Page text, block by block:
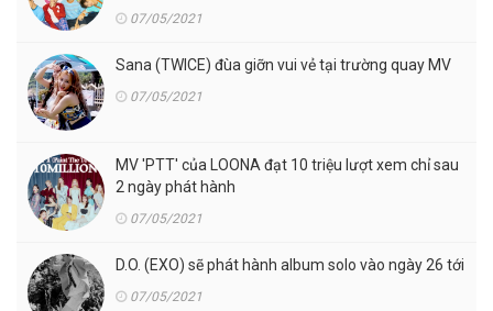
07/05/2021
Sana (TWICE) đùa giỡn vui vẻ tại trường quay MV
07/05/2021
MV 'PTT' của LOONA đạt 10 triệu lượt xem chỉ sau
2 ngày phát hành
07/05/2021
D.O. (EXO) sẽ phát hành album solo vào ngày 26 tới
07/05/2021